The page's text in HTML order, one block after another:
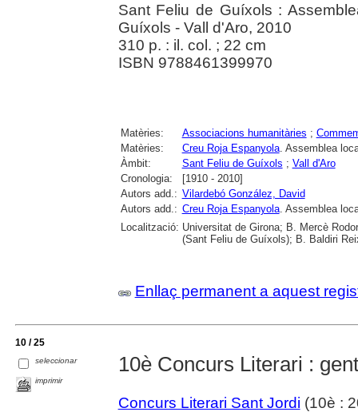
Sant Feliu de Guíxols :
Guíxols - Vall d'Aro, 2010
310 p. : il. col. ; 22 cm
ISBN 9788461399970
Matèries: Associacions humanitàries ;
Matèries:
Creu Roja Espanyola. Assemblea
Àmbit:
Sant Feliu de Guíxols ; Vall d'Aro
Cronologia:
[1910 - 2010]
Autors add.: Vilardebó González, David
Autors add.: Creu Roja Espanyola. Assemblea
Localització: Universitat de Girona; B. Mercè
(Sant Feliu de Guíxols); B. Baldiri
Enllaç permanent a aquest
10 / 25
seleccionar
imprimir
10è Concurs Literari :
Concurs Literari Sant Jordi (10è :